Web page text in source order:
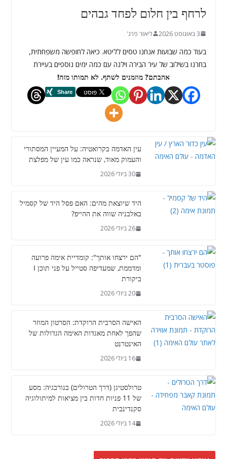
לרחף בין חלום לפחד גבהים
3 באוגוסט 2026 ליאור פרג'
בעוד כמה שבועות אנחנו טסים לליטא. כיאה לחופשה משפחתית,
בחרנו בשילוב של עיר הבירה וילנה עם כמה ימים נוספים בעיירת
אהבתם? מוזמנים לשתף. לא תמותו מזה!
עין האדמה בקרואטיה: על המעיין המסתורי
והעמוק מאוד, שנראה כמו עין של מפלצת
30 ביולי 2026
היד שיוצאת מהים: האם פסל היד של קסמיל
באלבניה שווה את ההייפ?
26 ביולי 2026
"הם ירצחו אותך": קומדיית אימה פרועה
ומדממת, שמעדיפה סטייל על פני תוכן I
ביקורת
20 ביולי 2026
האישה הסרבית הרוקדת: הסרטון המוזר
שהפך לאחת מאגדות האימה הגדולות של
האינטרנט
16 ביולי 2026
טרולסטיגן (דרך הטרולים) בנורבגיה: מסע
של 11 פניות חדות בין מציאות למיתולוגיה
סקנדינבית
14 ביולי 2026